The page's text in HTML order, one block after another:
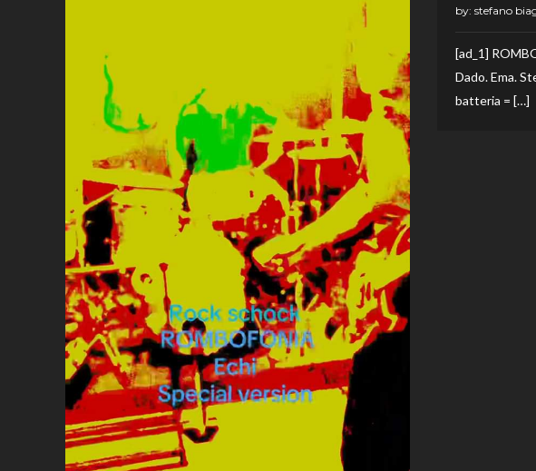
by: stefano
[ad_1]
Dado. Ema.
batteria = […]